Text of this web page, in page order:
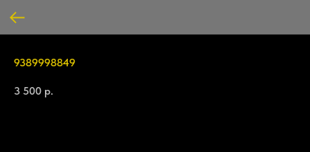
9389998849
3 500 р.